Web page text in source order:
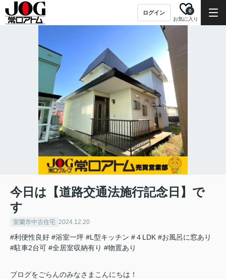
ログイン
お気に入り
0
今日は【道路交通法施行記念日】で
す
室蘭市中古住宅 2024.12.20
#利便性良好 #浴室一坪 #L型キッチン #４LDK #お風呂に窓あり
#駐車2台可 #全居室収納有り #物置あり
ブログをごらんのみなさまこんにちは！